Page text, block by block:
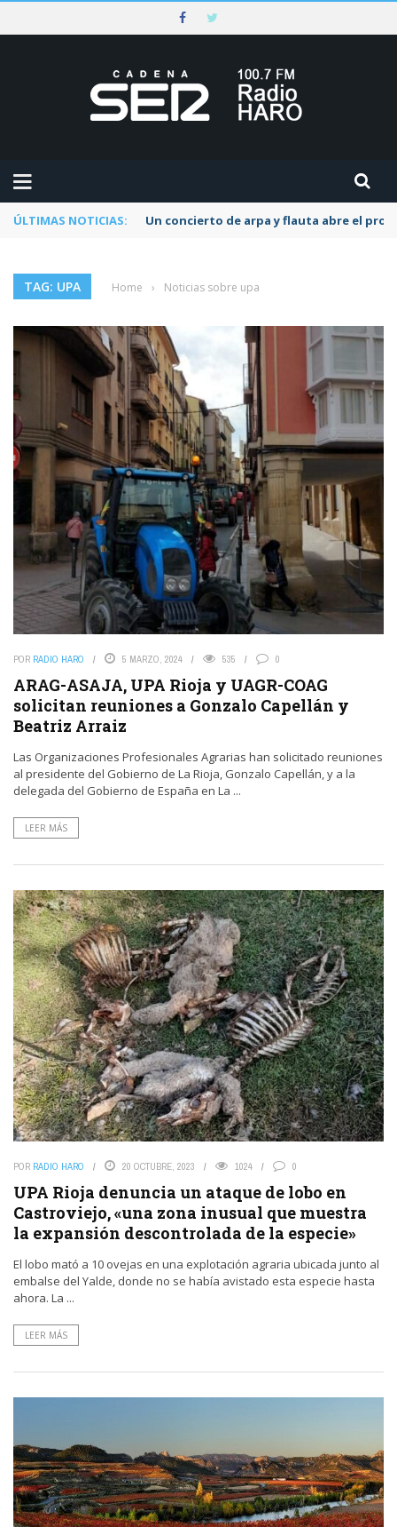
ÚLTIMAS NOTICIAS: Un concierto de arpa y flauta abre el
TAG: UPA Home › Noticias sobre upa
POR RADIO HARO 5 MARZO, 2024 535 0
ARAG-ASAJA, UPA Rioja y UAGR-COAG
solicitan reuniones a Gonzalo Capellán y
Beatriz Arraiz
Las Organizaciones Profesionales Agrarias han solicitado reuniones
al presidente del Gobierno de La Rioja, Gonzalo Capellán, y a la
delegada del Gobierno de España en La ...
LEER MÁS
POR RADIO HARO 20 OCTUBRE, 2023 1024 0
UPA Rioja denuncia un ataque de lobo en
Castroviejo, «una zona inusual que muestra
la expansión descontrolada de la especie»
El lobo mató a 10 ovejas en una explotación agraria ubicada junto al
embalse del Yalde, donde no se había avistado esta especie hasta
ahora. La ...
LEER MÁS